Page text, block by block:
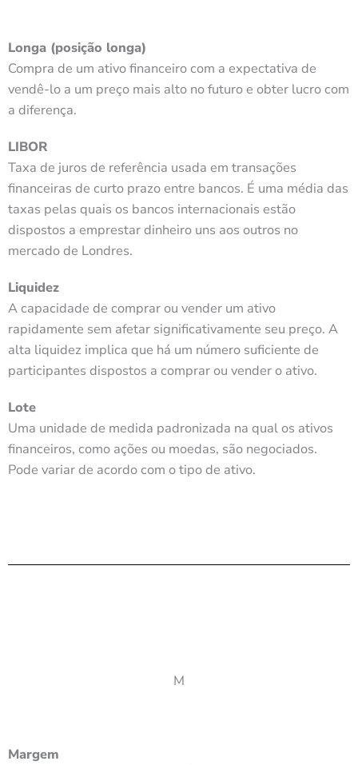
Longa (posição longa)
Compra de um ativo financeiro com a expectativa de
vendê-lo a um preço mais alto no futuro e obter lucro com
a diferença.
LIBOR
Taxa de juros de referência usada em transações
financeiras de curto prazo entre bancos. É uma média das
taxas pelas quais os bancos internacionais estão
dispostos a emprestar dinheiro uns aos outros no
mercado de Londres.
Liquidez
A capacidade de comprar ou vender um ativo
rapidamente sem afetar significativamente seu preço. A
alta liquidez implica que há um número suficiente de
participantes dispostos a comprar ou vender o ativo.
Lote
Uma unidade de medida padronizada na qual os ativos
financeiros, como ações ou moedas, são negociados.
Pode variar de acordo com o tipo de ativo.
M
Margem